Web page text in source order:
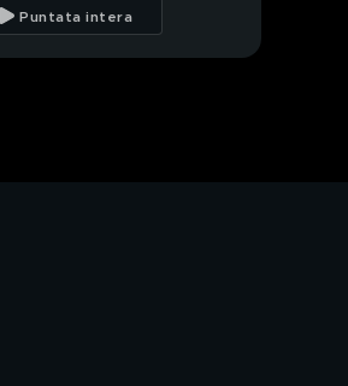
Puntata intera